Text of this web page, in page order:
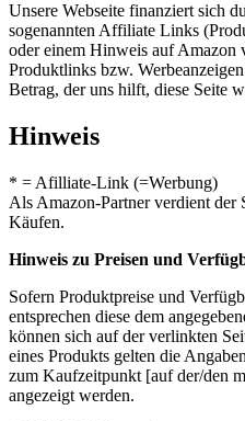
Unsere Webseite finanziert sich
sogenannten Affiliate Links
oder einem Hinweis auf
Produktlinks bzw.
Betrag, der uns hilft, diese Seite
Hinweis
* = Afilliate-Link (=Werbung)
Als Amazon-Partner verdient der
Käufen.
Hinweis zu Preisen und
Sofern Produktpreise und
entsprechen diese dem
können sich auf der verlinkten
eines Produkts gelten die
zum Kaufzeitpunkt [auf der/den
angezeigt werden.